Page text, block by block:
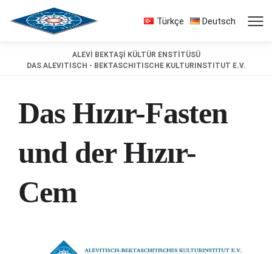
Türkçe Deutsch
ALEVİ BEKTAŞİ KÜLTÜR ENSTİTÜSÜ
DAS ALEVITISCH - BEKTASCHITISCHE KULTURINSTITUT E.V.
Das Hızır-Fasten
und der Hızır-
Cem